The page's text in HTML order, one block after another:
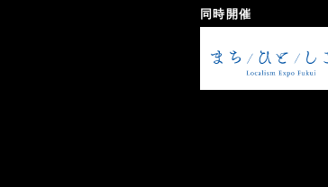
同時開催